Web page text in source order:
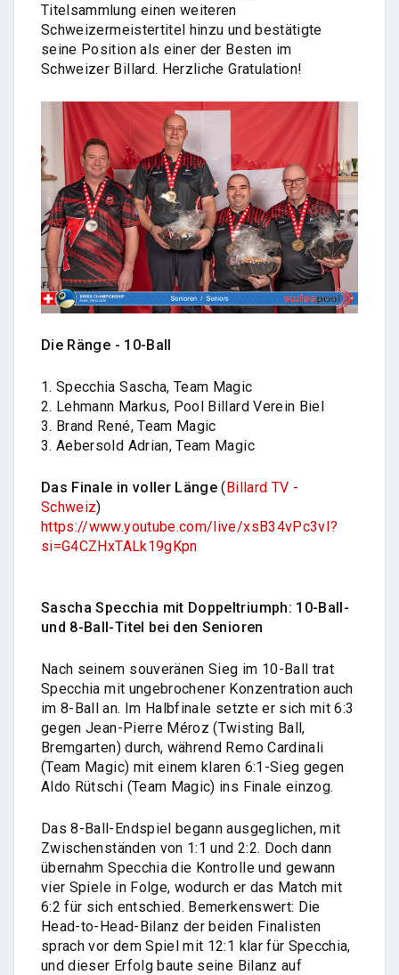
Titelsammlung einen weiteren
Schweizermeistertitel hinzu und bestätigte
seine Position als einer der Besten im
Schweizer Billard. Herzliche Gratulation!
Die Ränge - 10-Ball
1. Specchia Sascha, Team Magic
2. Lehmann Markus, Pool Billard Verein Biel
3. Brand René, Team Magic
3. Aebersold Adrian, Team Magic
Das Finale in voller Länge (Billard TV -
Schweiz)
https://www.youtube.com/live/xsB34vPc3vI?
si=G4CZHxTALk19gKpn
Sascha Specchia mit Doppeltriumph: 10-Ball-
und 8-Ball-Titel bei den Senioren
Nach seinem souveränen Sieg im 10-Ball trat
Specchia mit ungebrochener Konzentration auch
im 8-Ball an. Im Halbfinale setzte er sich mit 6:3
gegen Jean-Pierre Méroz (Twisting Ball,
Bremgarten) durch, während Remo Cardinali
(Team Magic) mit einem klaren 6:1-Sieg gegen
Aldo Rütschi (Team Magic) ins Finale einzog.
Das 8-Ball-Endspiel begann ausgeglichen, mit
Zwischenständen von 1:1 und 2:2. Doch dann
übernahm Specchia die Kontrolle und gewann
vier Spiele in Folge, wodurch er das Match mit
6:2 für sich entschied. Bemerkenswert: Die
Head-to-Head-Bilanz der beiden Finalisten
sprach vor dem Spiel mit 12:1 klar für Specchia,
und dieser Erfolg baute seine Bilanz auf